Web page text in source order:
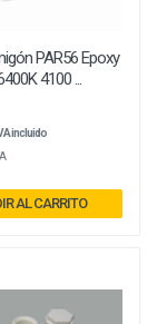
PAR56 Epoxy
4100 ...
incluido
AL CARRITO